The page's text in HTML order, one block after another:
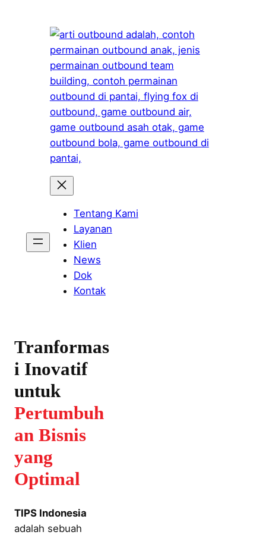
Tentang Kami
Layanan
Klien
News
Dok
Kontak
Tranformas
i Inovatif
untuk
Pertumbuh
an Bisnis
yang
Optimal
TIPS Indonesia
adalah sebuah